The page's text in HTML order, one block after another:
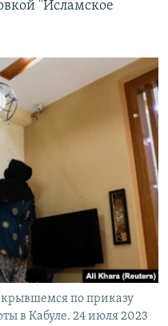
"Исламское
по приказу
в Кабуле. 24 июля 2023